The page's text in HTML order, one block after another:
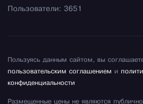
Пользователи: 3651
Пользуясь данным сайтом, вы
пользовательским соглашением и
конфиденциальности
Размещенные цены не являются